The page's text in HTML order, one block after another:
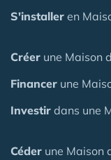
S'installer en
Créer une Maison
Financer une
Investir dans une
Céder une Maison